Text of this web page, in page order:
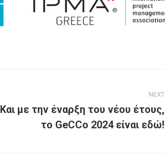
NEXT
Και με την έναρξη του νέου έτους,
το GeCCo 2024 είναι εδώ!